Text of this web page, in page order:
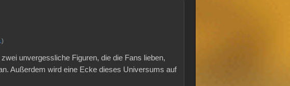
.)
unvergessliche Figuren, die die Fans lieben,
Außerdem wird eine Ecke dieses Universums auf